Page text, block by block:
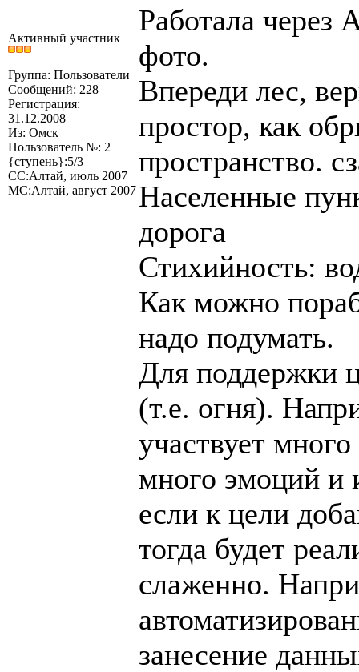
Активный участник
Группа: Пользователи
Сообщений: 228
Регистрация:
31.12.2008
Из: Омск
Пользователь №: 2
{ступень}:5/3
СС:Алтай, июль 2007
МС:Алтай, август 2007
Работала через
фото.
Впереди лес,
простор, как
пространство.
Населенные
дорога
Стихийность:
Как можно
надо подумать.
Для поддержки
(т.е. огня).
участвует
много эмоций и
если к цели
тогда будет
слаженно.
занесение